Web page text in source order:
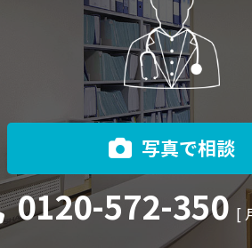
写真で相談
0120-572-350 [